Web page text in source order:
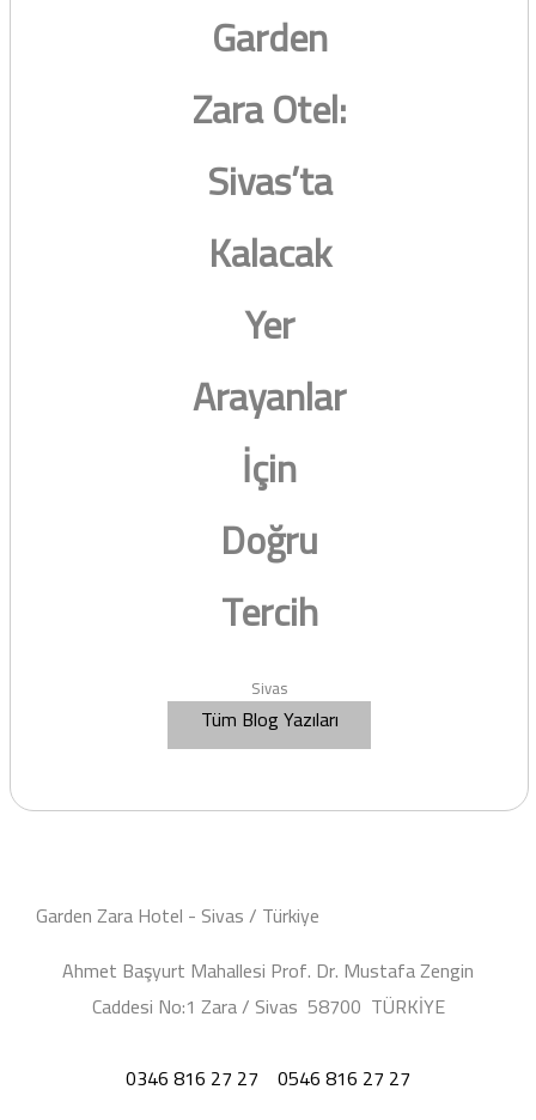
Garden
Zara Otel:
Sivas’ta
Kalacak
Yer
Arayanlar
İçin
Doğru
Tercih
Sivas
Tüm Blog Yazıları
Garden Zara Hotel - Sivas / Türkiye
Ahmet Başyurt Mahallesi Prof. Dr. Mustafa Zengin
Caddesi No:1 Zara / Sivas 58700 TÜRKİYE
0346 816 27 27 0546 816 27 27